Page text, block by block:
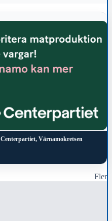
Centerpartiet, Värnamokretsen
Fler